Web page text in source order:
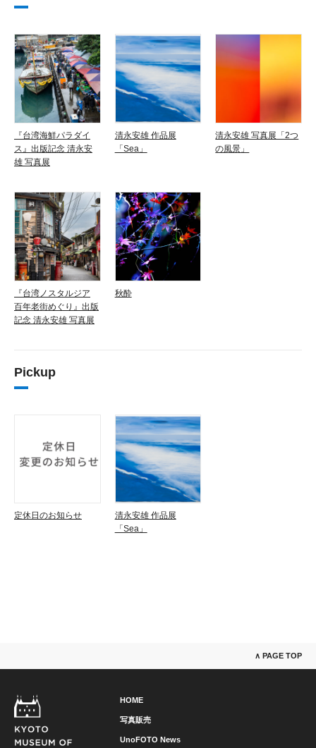
『台湾海鮮パラダイ
ス』出版記念 清永安
雄 写真展
清永安雄 作品展
「Sea」
清永安雄 写真展「2つ
の風景」
『台湾ノスタルジア
百年老街めぐり』出版
記念 清永安雄 写真展
秋酔
Pickup
定休日のお知らせ
清永安雄 作品展
「Sea」
∧ PAGE TOP
HOME
写真販売
UnoFOTO News